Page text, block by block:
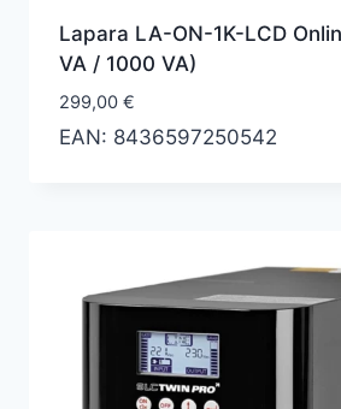
Lapara LA-ON-1K-LCD
VA / 1000 VA)
299,00 €
EAN: 8436597250542